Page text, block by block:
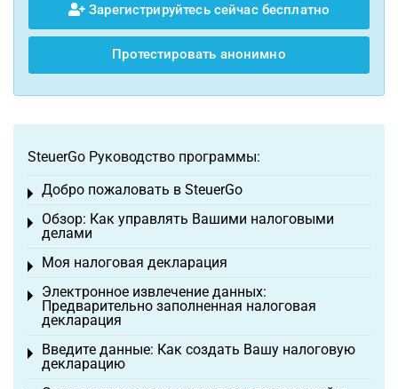
Зарегистрируйтесь сейчас бесплатно
Протестировать анонимно
SteuerGo Руководство программы:
Добро пожаловать в SteuerGo
Toggle menu
Обзор: Как управлять Вашими налоговыми
делами
Toggle menu
Моя налоговая декларация
Toggle menu
Электронное извлечение данных:
Предварительно заполненная налоговая
декларация
Toggle menu
Введите данные: Как создать Вашу налоговую
декларацию
Toggle menu